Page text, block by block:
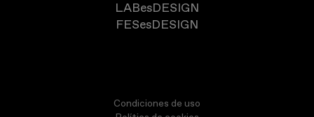
LABesDESIGN
FESesDESIGN
Condiciones de uso